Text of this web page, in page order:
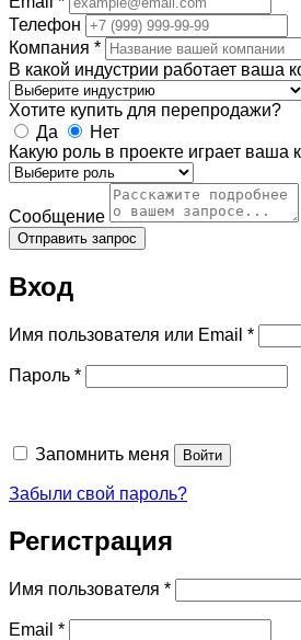
Телефон
Компания *
В какой индустрии работает ваша
Хотите купить для перепродажи?
Да
Нет
Какую роль в проекте играет ваша
Сообщение
Отправить запрос
Вход
Имя пользователя или Email *
Пароль *Обязательно
Запомнить меня Войти
Забыли свой пароль?
Регистрация
Имя пользователя *Обязательно
Email *Обязательно